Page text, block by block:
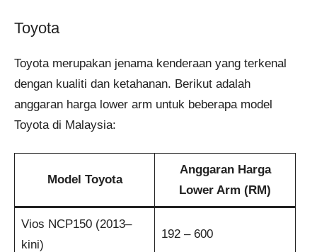
Toyota
Toyota merupakan jenama kenderaan yang terkenal
dengan kualiti dan ketahanan. Berikut adalah
anggaran harga lower arm untuk beberapa model
Toyota di Malaysia:
Model Toyota
Anggaran Harga
Lower Arm (RM)
Vios NCP150 (2013–
kini)
192 – 600